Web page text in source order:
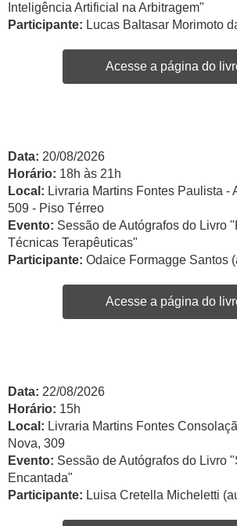
Inteligência Artificial na Arbitragem"
Participante: Lucas Baltasar Morimoto
Acesse a página do
Data: 20/08/2026
Horário: 18h às 21h
Local: Livraria Martins Fontes Paulista -
509 - Piso Térreo
Evento: Sessão de Autógrafos do Livro
Técnicas Terapêuticas"
Participante: Odaice Formagge Santos
Acesse a página do
Data: 22/08/2026
Horário: 15h
Local: Livraria Martins Fontes
Nova, 309
Evento: Sessão de Autógrafos do Livro
Encantada"
Participante: Luisa Cretella Micheletti